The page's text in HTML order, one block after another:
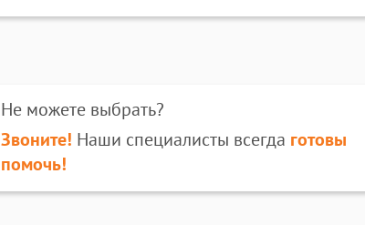
Не можете выбрать?
Звоните! Наши специалисты всегда готовы
помочь!